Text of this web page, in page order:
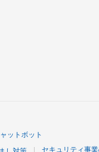
ットボット
セキュリティ事